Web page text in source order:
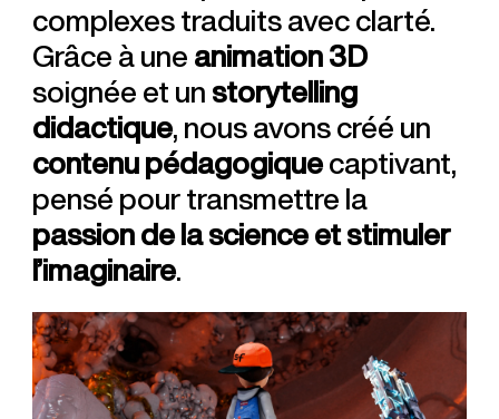
complexes traduits avec clarté.
Grâce à une animation 3D
soignée et un storytelling
didactique, nous avons créé un
contenu pédagogiquecaptivant,
pensé pour transmettre la
passion de la science et stimuler
l’imaginaire.